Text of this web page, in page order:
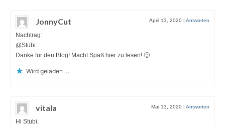
JonnyCut April 13, 2020 Antworten
Nachtrag:
@Stübi:
Danke für den Blog! Macht Spaß hier zu lesen! 🙂
Wird geladen …
vitala Mai 13, 2020 Antworten
Hi Stübi,